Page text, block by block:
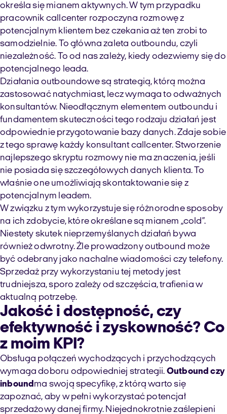
określa się mianem aktywnych. W tym przypadku
pracownik call center rozpoczyna rozmowę z
potencjalnym klientem bez czekania aż ten zrobi to
samodzielnie. To główna zaleta outboundu, czyli
niezależność. To od nas zależy, kiedy odezwiemy się do
potencjalnego leada.
Działania outboundowesą strategią, którą można
zastosować natychmiast, lecz wymaga to odważnych
konsultantów. Nieodłącznym elementem outboundu i
fundamentem skuteczności tego rodzaju działań jest
odpowiednie przygotowanie bazy danych. Zdaje sobie
z tego sprawę każdy konsultantcallcenter. Stworzenie
najlepszego skryptu rozmowy nie ma znaczenia, jeśli
nie posiada się szczegółowych danych klienta. To
właśnie one umożliwiają skontaktowanie się z
potencjalnym leadem.
W związku z tym wykorzystuje się różnorodne sposoby
na ich zdobycie, które określane są mianem „cold”.
Niestety skutek nieprzemyślanych działań bywa
również odwrotny.Źle prowadzonyoutbound może
być odebrany jako nachalne wiadomości czy telefony.
Sprzedaż przy wykorzystaniu tej metody jest
trudniejsza, sporo zależy od szczęścia, trafienia w
aktualną potrzebę.
Jakość i dostępność, czy
efektywność i zyskowność? Co
z moim KPI?
Obsługa połączeń wychodzących i przychodzących
wymaga doboru odpowiedniej strategii. Outbound czy
inbound ma swoją specyfikę, z którą warto się
zapoznać, aby wpełni wykorzystać potencjał
sprzedażowy danej firmy. Niejednokrotnie zaślepieni